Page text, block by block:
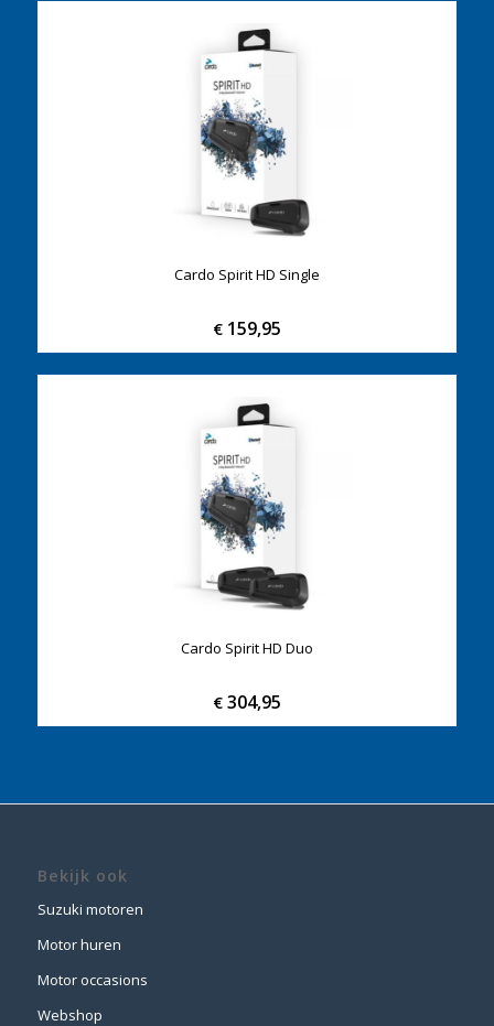
Cardo Spirit HD Single
€159,95
Cardo Spirit HD Duo
€304,95
Bekijk ook
Suzuki motoren
Motor huren
Motor occasions
Webshop